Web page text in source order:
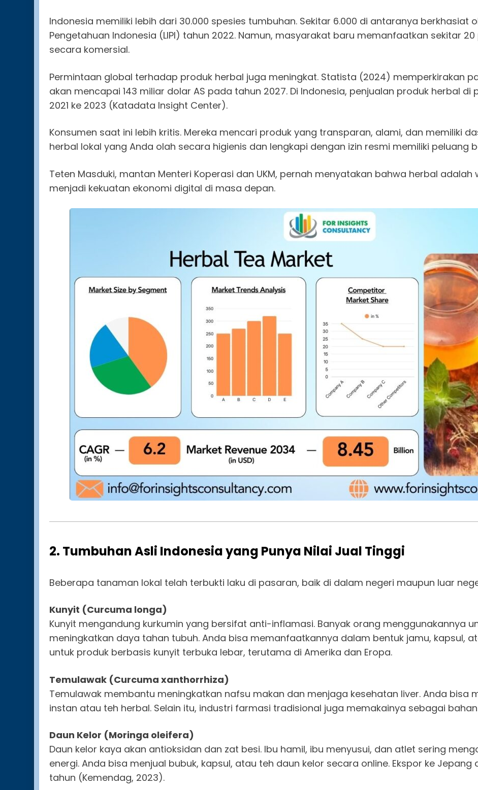
Indonesia memiliki lebih dari 30.000 spesies tumbuhan. Sekitar 6.000 di antaranya berkhasiat
Pengetahuan Indonesia (LIPI) tahun 2022. Namun, masyarakat baru memanfaatkan sekitar
secara komersial.
Permintaan global terhadap produk herbal juga meningkat. Statista (2024) memperkirakan
akan mencapai 143 miliar dolar AS pada tahun 2027. Di Indonesia, penjualan produk herbal
2021 ke 2023 (Katadata Insight Center).
Konsumen saat ini lebih kritis. Mereka mencari produk yang transparan, alami, dan memiliki
herbal lokal yang Anda olah secara higienis dan lengkapi dengan izin resmi memiliki peluang
Teten Masduki, mantan Menteri Koperasi dan UKM, pernah menyatakan bahwa herbal
menjadi kekuatan ekonomi digital di masa depan.
2. Tumbuhan Asli Indonesia yang Punya Nilai Jual Tinggi
Beberapa tanaman lokal telah terbukti laku di pasaran, baik di dalam negeri maupun luar
Kunyit (Curcuma longa)
Kunyit mengandung kurkumin yang bersifat anti-inflamasi. Banyak orang menggunakannya
meningkatkan daya tahan tubuh. Anda bisa memanfaatkannya dalam bentuk jamu, kapsul,
untuk produk berbasis kunyit terbuka lebar, terutama di Amerika dan Eropa.
Temulawak (Curcuma xanthorrhiza)
Temulawak membantu meningkatkan nafsu makan dan menjaga kesehatan liver. Anda bisa
instan atau teh herbal. Selain itu, industri farmasi tradisional juga memakainya sebagai
Daun Kelor (Moringa oleifera)
Daun kelor kaya akan antioksidan dan zat besi. Ibu hamil, ibu menyusui, dan atlet sering
energi. Anda bisa menjual bubuk, kapsul, atau teh daun kelor secara online. Ekspor ke
tahun (Kemendag, 2023).